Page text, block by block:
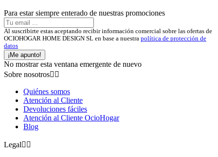
Para estar siempre enterado de nuestras promociones
Al suscribirte estas aceptando recibir información comercial sobre las ofertas de
OCIOHOGAR HOME DESIGN SL en base a nuestra política de protección de
datos
¡Me apunto!
No mostrar esta ventana emergente de nuevo
Sobre nosotros 
Quiénes somos
Atención al Cliente
Devoluciones fáciles
Atención al Cliente OcioHogar
Blog
Legal 